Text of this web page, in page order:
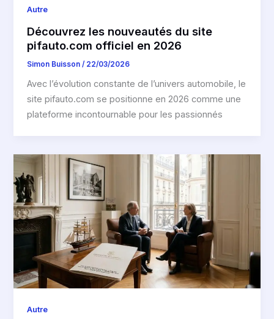
Autre
Découvrez les nouveautés du site
pifauto.com officiel en 2026
Simon Buisson/ 22/03/2026
Avec l’évolution constante de l’univers automobile, le
site pifauto.com se positionne en 2026 comme une
plateforme incontournable pour les passionnés
Autre